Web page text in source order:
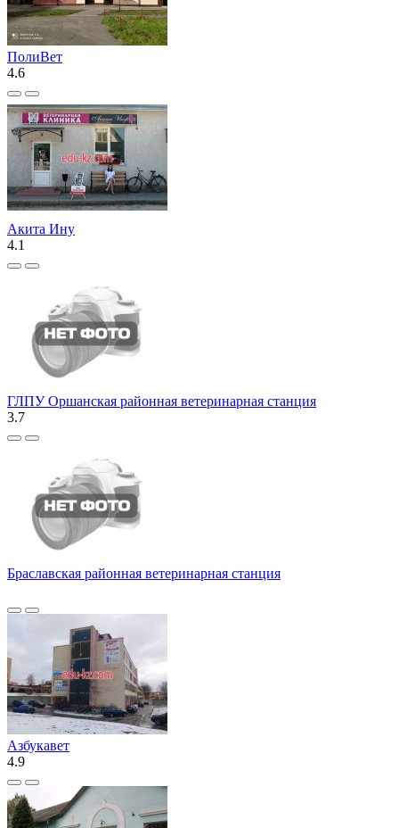
ПолиВет
4.6
Акита Ину
4.1
ГЛПУ Оршанская районная ветеринарная станция
3.7
Браславская районная ветеринарная станция
Азбукавет
4.9